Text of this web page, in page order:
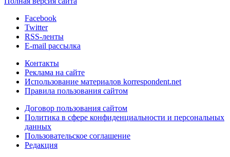
Facebook
Twitter
RSS-ленты
E-mail рассылка
Контакты
Реклама на сайте
Использование материалов korrespondent.net
Правила пользования сайтом
Договор пользования сайтом
Политика в сфере конфиденциальности и персональных
данных
Пользовательское соглашение
Редакция